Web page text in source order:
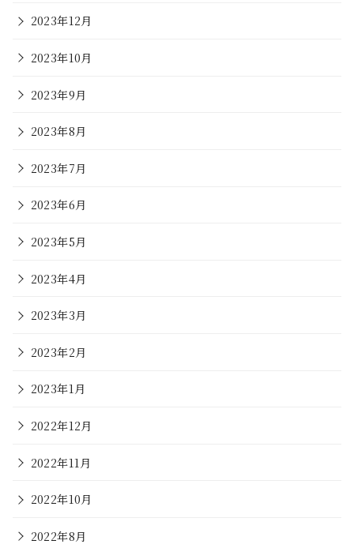
2023年12月
2023年10月
2023年9月
2023年8月
2023年7月
2023年6月
2023年5月
2023年4月
2023年3月
2023年2月
2023年1月
2022年12月
2022年11月
2022年10月
2022年8月